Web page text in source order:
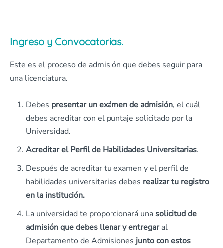
Ingreso y Convocatorias.
Este es el proceso de admisión que debes seguir para
una licenciatura.
Debes presentar un exámen de admisión, el cuál
debes acreditar con el puntaje solicitado por la
Universidad.
Acreditar el Perfil de Habilidades Universitarias.
Después de acreditar tu examen y el perfil de
habilidades universitarias debes realizar tu registro
en la institución.
La universidad te proporcionará unasolicitud de
admisión que debes llenar y entregaral
Departamento de Admisiones junto con estos